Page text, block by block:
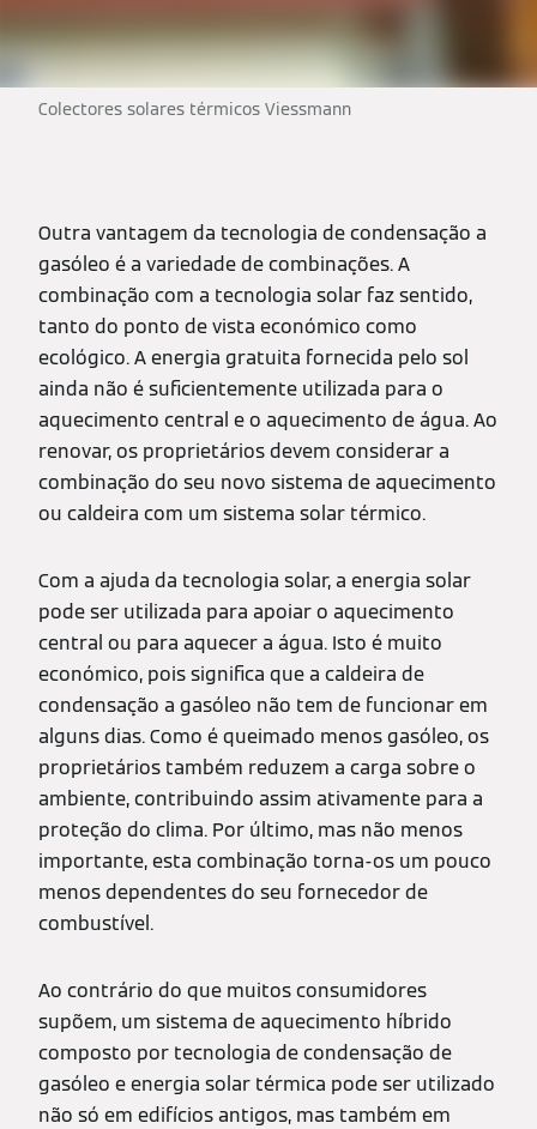
Colectores solares térmicos Viessmann
Outra vantagem da tecnologia de condensação a
gasóleo é a variedade de combinações. A
combinação com a tecnologia solar faz sentido,
tanto do ponto de vista económico como
ecológico. A energia gratuita fornecida pelo sol
ainda não é suficientemente utilizada para o
aquecimento central e o aquecimento de água. Ao
renovar, os proprietários devem considerar a
combinação do seu novo sistema de aquecimento
ou caldeira com um sistema solar térmico.
Com a ajuda da tecnologia solar, a energia solar
pode ser utilizada para apoiar o aquecimento
central ou para aquecer a água. Isto é muito
económico, pois significa que a caldeira de
condensação a gasóleo não tem de funcionar em
alguns dias. Como é queimado menos gasóleo, os
proprietários também reduzem a carga sobre o
ambiente, contribuindo assim ativamente para a
proteção do clima. Por último, mas não menos
importante, esta combinação torna-os um pouco
menos dependentes do seu fornecedor de
combustível.
Ao contrário do que muitos consumidores
supõem, um sistema de aquecimento híbrido
composto por tecnologia de condensação de
gasóleo e energia solar térmica pode ser utilizado
não só em edifícios antigos, mas também em